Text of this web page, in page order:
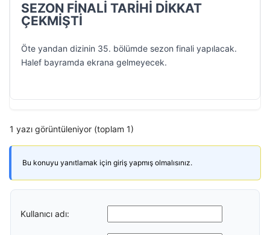
SEZON FİNALİ TARİHİ DİKKAT
ÇEKMİŞTİ
Öte yandan dizinin 35. bölümde sezon finali yapılacak.
Halef bayramda ekrana gelmeyecek.
1 yazı görüntüleniyor (toplam 1)
Bu konuyu yanıtlamak için giriş yapmış olmalısınız.
Kullanıcı adı: